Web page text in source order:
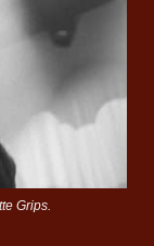
Grips.